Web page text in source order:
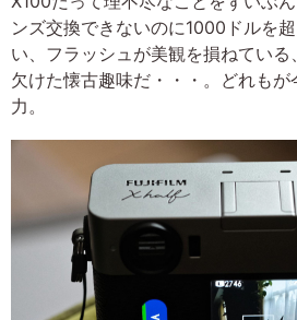
ンズ交換できないのに1000ドルを
い、フラッシュが美観を損ねてい
欠けた懐古趣味だ・・・。どれも
力。